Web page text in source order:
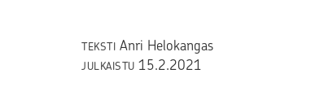
TEKSTI Anri Helokangas
JULKAISTU 15.2.2021